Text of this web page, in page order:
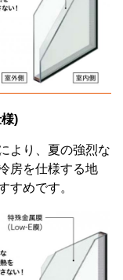
)
より、夏の強烈な
房を仕様する地
すめです。